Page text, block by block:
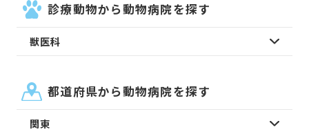
診療動物から動物病院を探す
獣医科
都道府県から動物病院を探す
関東